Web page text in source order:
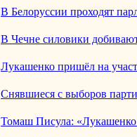
В Белоруссии проходят
В Чечне силовики
Лукашенко пришёл на
Снявшиеся с выборов
Томаш Писула: